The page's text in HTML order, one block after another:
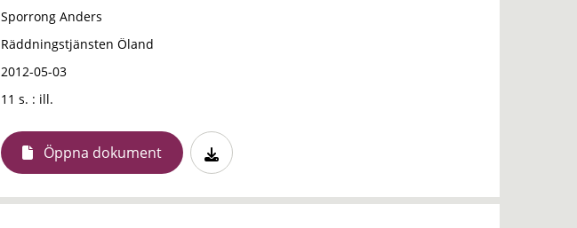
Sporrong Anders
Räddningstjänsten Öland
2012-05-03
11 s. : ill.
Öppna dokument